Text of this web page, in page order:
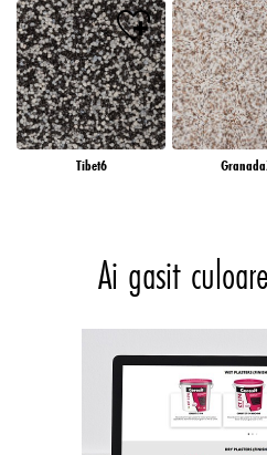
Tibet6
Ai gasit